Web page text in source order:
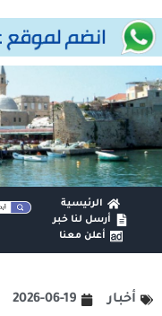
الرئيسية
أرسل لنا خبر
أعلن معنا
أخبار 2026-06-19